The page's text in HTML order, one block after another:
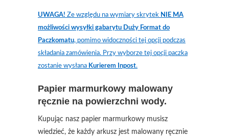
UWAGA! Ze względu na wymiary skrytek NIE MA
możliwości wysyłki gabarytu Duży Format do
Paczkomatu, pomimo widoczności tej opcji podczas
składania zamówienia. Przy wyborze tej opcji paczka
zostanie wysłana Kurierem Inpost.
Papier marmurkowy malowany
ręcznie na powierzchni wody.
Kupując nasz papier marmurkowy musisz
wiedzieć, że każdy arkusz jest malowany ręcznie